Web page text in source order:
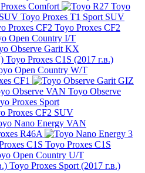
Comfort
Toyo
Toyo Proxes T1 Sport SUV
Toyo Proxes CF2
Open Country I/T
Observe Garit KX
Toyo Proxes C1S (2017 г.в.)
Open Country W/T
CF1
Toyo Observe
Proxes Sport
Proxes CF2 SUV
Nano Energy VAN
R46A
Toyo Proxes C1S
Open Country U/T
Toyo Proxes Sport (2017 г.в.)